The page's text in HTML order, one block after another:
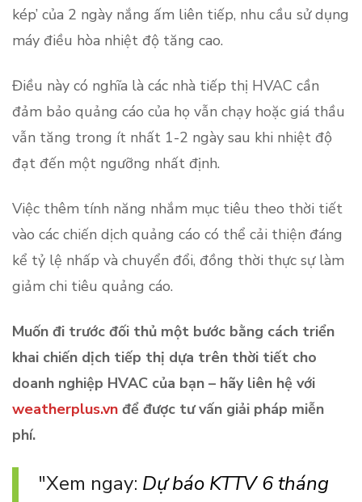
kép’ của 2 ngày nắng ấm liên tiếp, nhu cầu sử dụng
máy điều hòa nhiệt độ tăng cao.
Điều này có nghĩa là các nhà tiếp thị HVAC cần
đảm bảo quảng cáo của họ vẫn chạy hoặc giá thầu
vẫn tăng trong ít nhất 1-2 ngày sau khi nhiệt độ
đạt đến một ngưỡng nhất định.
Việc thêm tính năng nhắm mục tiêu theo thời tiết
vào các chiến dịch quảng cáo có thể cải thiện đáng
kể tỷ lệ nhấp và chuyển đổi, đồng thời thực sự làm
giảm chi tiêu quảng cáo.
Muốn đi trước đối thủ một bước bằng cách triển
khai chiến dịch tiếp thị dựa trên thời tiết cho
doanh nghiệp HVAC của bạn – hãy liên hệ với
weatherplus.vn để được tư vấn giải pháp miễn
phí.
Xem ngay: Dự báo KTTV 6 tháng